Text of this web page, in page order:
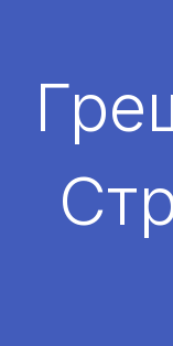
АНГАЖИРАЈ